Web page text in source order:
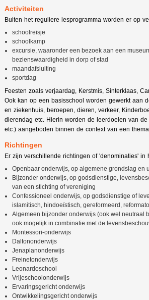
Activiteiten
Buiten het reguliere lesprogramma worden er op
schoolreisje
schoolkamp
excursie, waaronder een bezoek aan een
bezienswaardigheid in dorp of stad
maandafsluiting
sportdag
Feesten zoals verjaardag, Kerstmis, Sinterklaas,
Ook kan op een basisschool worden gewerkt aan
en ziekenhuis, beroepen, dieren, verkeer,
dierendag etc. Hierin worden de leerdoelen van
etc.) aangeboden binnen de context van een
Richtingen
Er zijn verschillende richtingen of 'denominaties' in
Openbaar onderwijs, op algemene grondslag en
Bijzonder onderwijs, op godsdienstige,
van een stichting of vereniging
Confessioneel onderwijs, op godsdienstige of
islamitisch, hindoeïstisch, gereformeerd,
Algemeen bijzonder onderwijs (ook wel neutraal
ook mogelijk in combinatie met de
Montessori-onderwijs
Daltononderwijs
Jenaplanonderwijs
Freinetonderwijs
Leonardoschool
Vrijeschoolonderwijs
Ervaringsgericht onderwijs
Ontwikkelingsgericht onderwijs